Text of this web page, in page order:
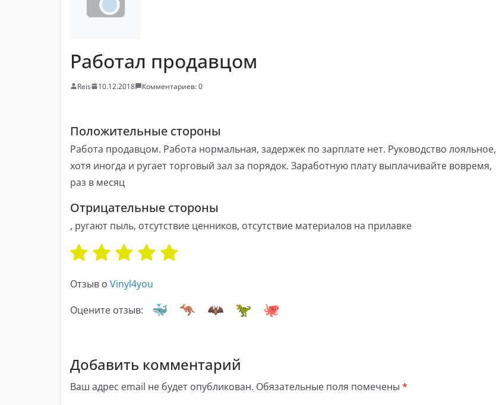
Работал продавцом
Reis 10.12.2018 Комментариев: 0
Положительные стороны
Работа продавцом. Работа нормальная, задержек по зарплате нет. Руководство лояльное,
хотя иногда и ругает торговый зал за порядок. Заработную плату выплачивайте вовремя,
раз в месяц
Отрицательные стороны
, ругают пыль, отсутствие ценников, отсутствие материалов на прилавке
Отзыв о Vinyl4you
Оцените отзыв:
Добавить комментарий
Ваш адрес email не будет опубликован. Обязательные поля помечены *